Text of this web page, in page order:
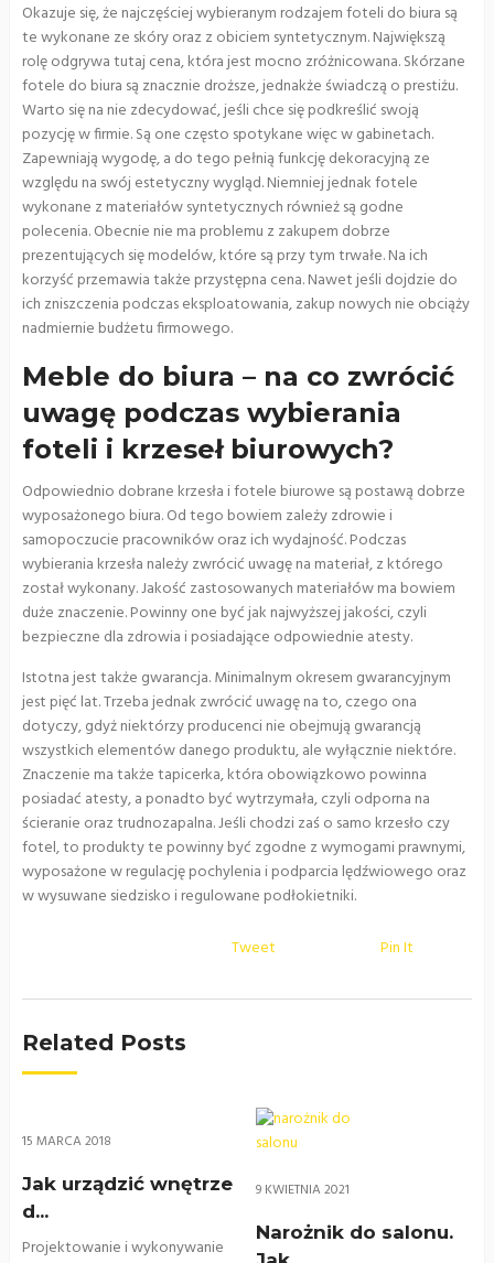
Okazuje się, że najczęściej wybieranym rodzajem foteli do biura są
te wykonane ze skóry oraz z obiciem syntetycznym. Największą
rolę odgrywa tutaj cena, która jest mocno zróżnicowana. Skórzane
fotele do biura są znacznie droższe, jednakże świadczą o prestiżu.
Warto się na nie zdecydować, jeśli chce się podkreślić swoją
pozycję w firmie. Są one często spotykane więc w gabinetach.
Zapewniają wygodę, a do tego pełnią funkcję dekoracyjną ze
względu na swój estetyczny wygląd. Niemniej jednak fotele
wykonane z materiałów syntetycznych również są godne
polecenia. Obecnie nie ma problemu z zakupem dobrze
prezentujących się modelów, które są przy tym trwałe. Na ich
korzyść przemawia także przystępna cena. Nawet jeśli dojdzie do
ich zniszczenia podczas eksploatowania, zakup nowych nie obciąży
nadmiernie budżetu firmowego.
Meble do biura – na co zwrócić
uwagę podczas wybierania
foteli i krzeseł biurowych?
Odpowiednio dobrane krzesła i fotele biurowe są postawą dobrze
wyposażonego biura. Od tego bowiem zależy zdrowie i
samopoczucie pracowników oraz ich wydajność. Podczas
wybierania krzesła należy zwrócić uwagę na materiał, z którego
został wykonany. Jakość zastosowanych materiałów ma bowiem
duże znaczenie. Powinny one być jak najwyższej jakości, czyli
bezpieczne dla zdrowia i posiadające odpowiednie atesty.
Istotna jest także gwarancja. Minimalnym okresem gwarancyjnym
jest pięć lat. Trzeba jednak zwrócić uwagę na to, czego ona
dotyczy, gdyż niektórzy producenci nie obejmują gwarancją
wszystkich elementów danego produktu, ale wyłącznie niektóre.
Znaczenie ma także tapicerka, która obowiązkowo powinna
posiadać atesty, a ponadto być wytrzymała, czyli odporna na
ścieranie oraz trudnozapalna. Jeśli chodzi zaś o samo krzesło czy
fotel, to produkty te powinny być zgodne z wymogami prawnymi,
wyposażone w regulację pochylenia i podparcia lędźwiowego oraz
w wysuwane siedzisko i regulowane podłokietniki.
Tweet Pin It
Related Posts
15 MARCA 2018
Jak urządzić wnętrze
d...
Projektowanie i wykonywanie
9 KWIETNIA 2021
Narożnik do salonu.